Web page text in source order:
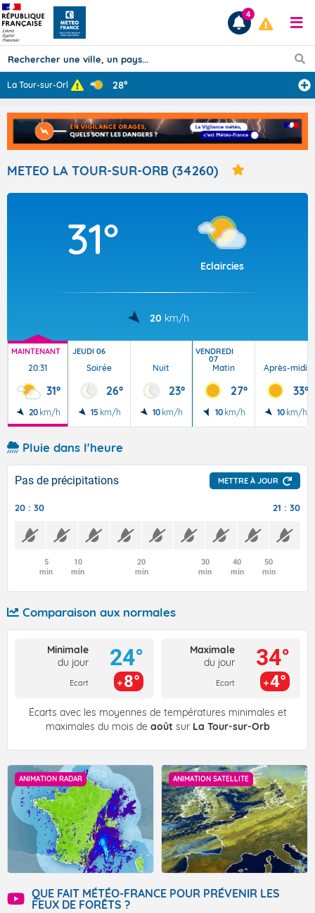
Prévisions
TOUS LES RÉSULTATS
Articles
4
La Tour-sur-Orb ... 28°
METEO LA TOUR-SUR-ORB (34260)
31°
Eclaircies
20 km/h
MAINTENANT
20:31
31°
20 km/h
JEUDI 06
Soirée
26°
15 km/h
Nuit
23°
10 km/h
VENDREDI
07
Matin
27°
10 km/h
Après-midi
33°
10 km/h
Pluie dans l'heure
Pas de précipitations METTRE À JOUR
20 : 30 21 : 30
5
min
10
min
20
min
30
min
40
min
50
min
Comparaison aux normales
Minimale
du jour
Ecart
24°
8°
Maximale
du jour
Ecart
34°
4°
Écarts avec les moyennes de températures minimales et
maximales du mois de août sur La Tour-sur-Orb
ANIMATION RADAR ANIMATION SATELLITE
QUE FAIT MÉTÉO-FRANCE POUR PRÉVENIR LES
FEUX DE FORÊTS ?